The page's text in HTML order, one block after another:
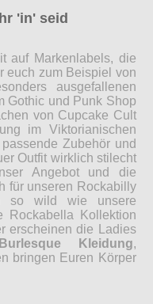
'in' seid
auf Markenlabels, die
euch zum Beispiel von
ausgefallenen
Gothic und Punk Shop
von Cupcake Cult
im Viktorianischen
Zubehör und
Outfit wirklich stilecht
Angebot und die
für unseren Rockabilly
so wild wie unsere
Rockabella Kollektion
erscheinen die Ladies
Burlesque Kleidung,
bringen Euren Körper